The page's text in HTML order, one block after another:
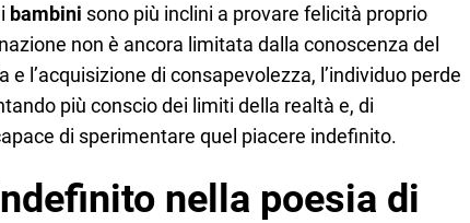
bambini sono più inclini a provare felicità proprio
non è ancora limitata dalla conoscenza del
e l’acquisizione di consapevolezza, l’individuo perde
più conscio dei limiti della realtà e, di
di sperimentare quel piacere indefinito.
nella poesia di